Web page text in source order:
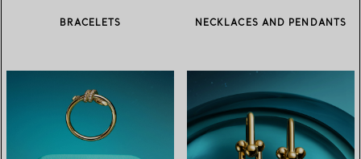
BRACELETS NECKLACES AND PENDANTS